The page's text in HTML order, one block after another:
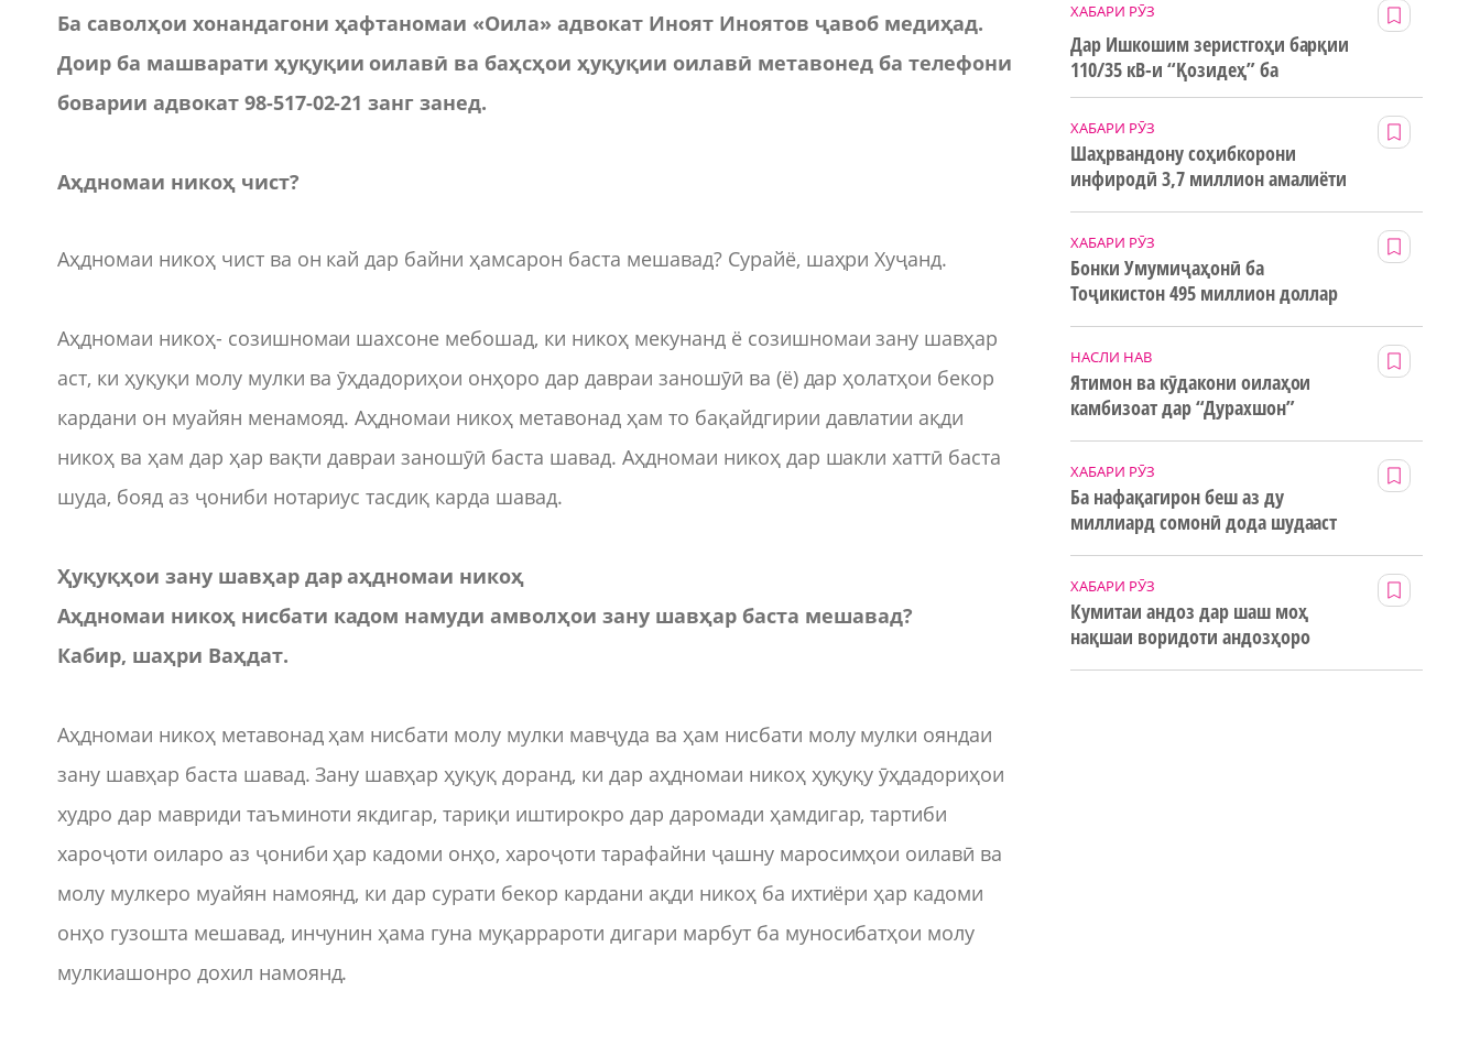
Ба саволҳои хонандагони ҳафтаномаи «Оила» адвокат Иноят Иноятов ҷавоб медиҳад.
Доир ба машварати ҳуқуқии оилавӣ ва баҳсҳои ҳуқуқии оилавӣ метавонед ба телефони
боварии адвокат 98-517-02-21 занг занед.
Аҳдномаи никоҳ чист?
Аҳдномаи никоҳ чист ва он кай дар байни ҳамсарон баста мешавад? Сурайё, шаҳри Хуҷанд.
Аҳдномаи никоҳ- созишномаи шахсоне мебошад, ки никоҳ мекунанд ё созишномаи зану шавҳар
аст, ки ҳуқуқи молу мулки ва ӯҳдадориҳои онҳоро дар давраи заношӯӣ ва (ё) дар ҳолатҳои бекор
кардани он муайян менамояд. Аҳдномаи никоҳ метавонад ҳам то бақайдгирии давлатии ақди
никоҳ ва ҳам дар ҳар вақти давраи заношӯӣ баста шавад. Аҳдномаи никоҳ дар шакли хаттӣ баста
шуда, бояд аз ҷониби нотариус тасдиқ карда шавад.
Ҳуқуқҳои зану шавҳар дар аҳдномаи никоҳ
Аҳдномаи никоҳ нисбати кадом намуди амволҳои зану шавҳар баста мешавад?
Кабир, шаҳри Ваҳдат.
Аҳдномаи никоҳ метавонад ҳам нисбати молу мулки мавҷуда ва ҳам нисбати молу мулки ояндаи
зану шавҳар баста шавад. Зану шавҳар ҳуқуқ доранд, ки дар аҳдномаи никоҳ ҳуқуқу ӯҳдадориҳои
худро дар мавриди таъминоти якдигар, тариқи иштирокро дар даромади ҳамдигар, тартиби
хароҷоти оиларо аз ҷониби ҳар кадоми онҳо, хароҷоти тарафайни ҷашну маросимҳои оилавӣ ва
молу мулкеро муайян намоянд, ки дар сурати бекор кардани ақди никоҳ ба ихтиёри ҳар кадоми
онҳо гузошта мешавад, инчунин ҳама гуна муқаррароти дигари марбут ба муносибатҳои молу
мулкиашонро дохил намоянд.
ХАБАРИ РӮЗ
Дар Ишкошим зеристгоҳи барқии
110/35 кВ-и “Қозидеҳ” ба
истифода дода мешавад
ХАБАРИ РӮЗ
Шаҳрвандону соҳибкорони
инфиродӣ 3,7 миллион амалиёти
ХАБАРИ РӮЗ
Бонки Умумиҷаҳонӣ ба
Тоҷикистон 495 миллион доллар
НАСЛИ НАВ
Ятимон ва кӯдакони оилаҳои
камбизоат дар “Дурахшон”
ХАБАРИ РӮЗ
Ба нафақагирон беш аз ду
миллиард сомонӣ дода шудааст
ХАБАРИ РӮЗ
Кумитаи андоз дар шаш моҳ
нақшаи воридоти андозҳоро